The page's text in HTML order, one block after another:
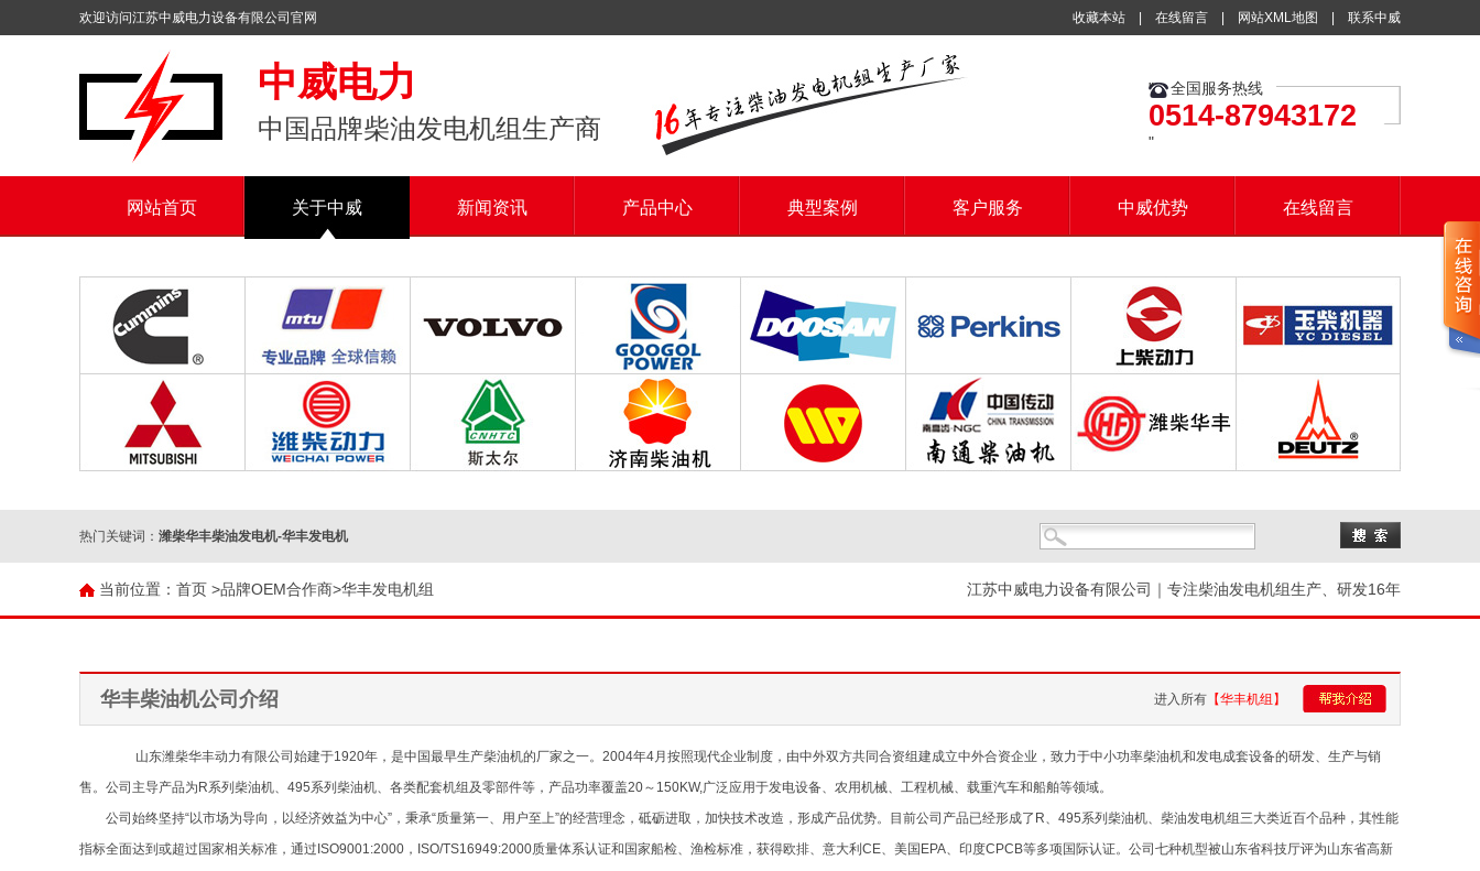
欢迎访问江苏中威电力设备有限公司官网 收藏本站 在线留言 网站XML地图 联系中威
中威电力
中国品牌柴油发电机组生产商
全国服务热线
0514-87943172
网站首页 关于中威 新闻资讯 产品中心 典型案例 客户服务 中威优势 在线留言
热门关键词： 潍柴华丰柴油发电机-华丰发电机
当前位置： 首页 >品牌OEM合作商>华丰发电机组 江苏中威电力设备有限公司｜专注柴油发电机组生产、研发16年
进入所有 【华丰机组】
华丰柴油机公司介绍
山东潍柴华丰动力有限公司始建于1920年，是中国最早生产柴油机的厂家之一。2004年4月按照现代企业制度，由中外双方共同合资组建成立中外合资企业，致力于中小功率柴油机和发电成套设备的研发、生产与销
售。公司主导产品为R系列柴油机、495系列柴油机、各类配套机组及零部件等，产品功率覆盖20～150KW,广泛应用于发电设备、农用机械、工程机械、载重汽车和船舶等领域。
公司始终坚持“以市场为导向，以经济效益为中心”，秉承“质量第一、用户至上”的经营理念，砥砺进取，加快技术改造，形成产品优势。目前公司产品已经形成了R、495系列柴油机、柴油发电机组三大类近百个品种，其性能
指标全面达到或超过国家相关标准，通过ISO9001:2000，ISO/TS16949:2000质量体系认证和国家船检、渔检标准，获得欧排、意大利CE、美国EPA、印度CPCB等多项国际认证。公司七种机型被山东省科技厅评为山东省高新